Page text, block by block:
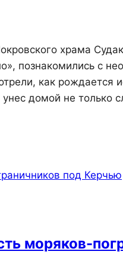
храма
познакомились с
как рождается
домой не только
моряков-